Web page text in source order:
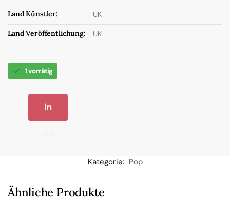
Land Künstler: UK
Land Veröffentlichung: UK
1 vorrätig
In
W
Kategorie: Pop
Ähnliche Produkte